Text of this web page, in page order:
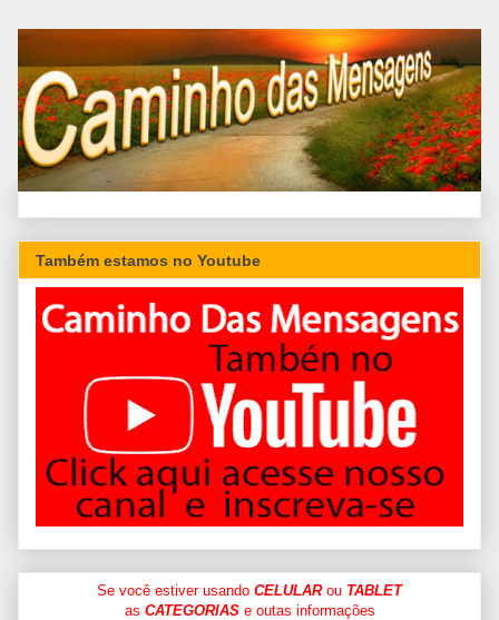
Também estamos no Youtube
Se você estiver usando CELULARou TABLET
as CATEGORIASe outas informações